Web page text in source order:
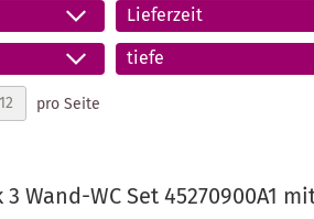
Lieferzeit
tiefe
pro Seite
Wand-WC Set 45270900A1